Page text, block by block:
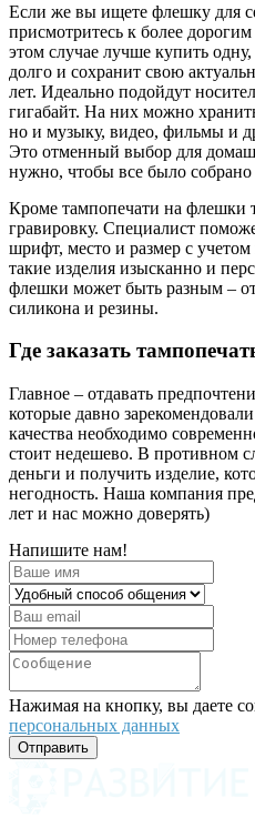
Если же вы ищете флешку для
присмотритесь к более
этом случае лучше купить
долго и сохранит свою
лет. Идеально подойдут
гигабайт. На них можно
но и музыку, видео, фильмы и
Это отменный выбор для
нужно, чтобы все было собрано
Кроме тампопечати на флешки
гравировку. Специалист
шрифт, место и размер с
такие изделия изысканно и
флешки может быть разным –
силикона и резины.
Где заказать
Главное – отдавать
которые давно
качества необходимо
стоит недешево. В противном
деньги и получить изделие,
негодность. Наша компания
лет и нас можно доверять)
Напишите нам!
Нажимая на кнопку, вы даете
персональных данных
Отправить